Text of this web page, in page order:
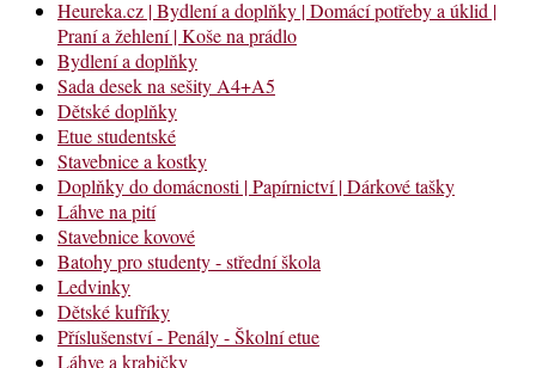
Heureka.cz | Bydlení a doplňky | Domácí potřeby a úklid |
Praní a žehlení | Koše na prádlo
Bydlení a doplňky
Sada desek na sešity A4+A5
Dětské doplňky
Etue studentské
Stavebnice a kostky
Doplňky do domácnosti | Papírnictví | Dárkové tašky
Láhve na pití
Stavebnice kovové
Batohy pro studenty - střední škola
Ledvinky
Dětské kufříky
Příslušenství - Penály - Školní etue
Láhve a krabičky